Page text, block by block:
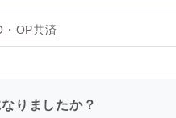
・OP共済
りましたか？